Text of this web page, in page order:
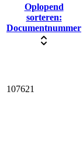
Oplopend
sorteren:
Documentnummer
107621